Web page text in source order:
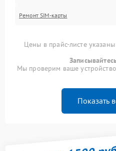
Ремонт SIM-карты
Цены в прайс-листе
Мы проверим ваше
Показать